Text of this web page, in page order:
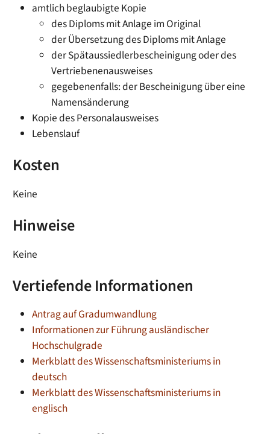
amtlich beglaubigte Kopie
des Diploms mit Anlage im Original
der Übersetzung des Diploms mit Anlage
der Spätaussiedlerbescheinigung oder des
Vertriebenenausweises
gegebenenfalls: der Bescheinigung über eine
Namensänderung
Kopie des Personalausweises
Lebenslauf
Kosten
Keine
Hinweise
Keine
Vertiefende Informationen
Antrag auf Gradumwandlung
Informationen zur Führung ausländischer
Hochschulgrade
Merkblatt des Wissenschaftsministeriums in
deutsch
Merkblatt des Wissenschaftsministeriums in
englisch